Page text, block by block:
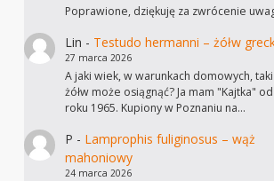
Poprawione, dziękuję za zwrócenie
Lin - Testudo hermanni – żółw
27 marca 2026
A jaki wiek, w warunkach domowych, taki
żółw może osiągnąć? Ja mam "Kajtka" od
roku 1965. Kupiony w Poznaniu na…
P - Lamprophis fuliginosus – wąż
mahoniowy
24 marca 2026